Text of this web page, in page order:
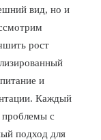
вид, но и
рост
и
Каждый
проблемы с
подход для